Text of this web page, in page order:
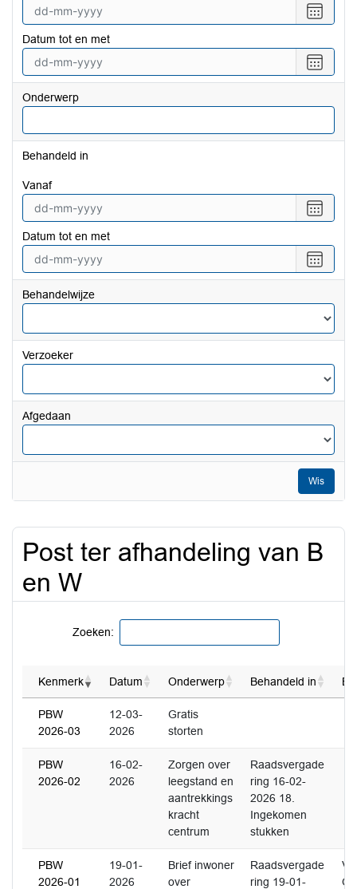
een
vanaf
Datum tot en met
een
tot
met
Onderwerp
Behandeld in
vanaf
een
vanaf
Datum tot en met
een
tot
en
met
Behandelwijze
Verzoeker
Afgedaan
Wis
Post ter afhandeling van B
en W
Zoeken:
Kenmerk Datum Onderwerp Behandeld in
PBW
2026-03
12-03-
2026
Gratis
storten
PBW
2026-02
16-02-
2026
Zorgen over
leegstand en
aantrekkings
kracht
centrum
Raadsvergade
ring 16-02-
2026 18.
Ingekomen
stukken
PBW
2026-01
19-01-
2026
Brief inwoner
over
Raadsvergade
ring 19-01-